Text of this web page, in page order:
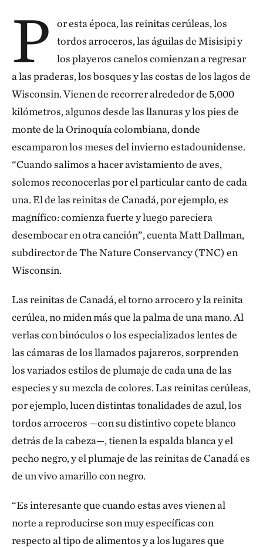
P
or esta época, las reinitas cerúleas, los
tordos arroceros, las águilas de Misisipi y
los playeros canelos comienzan a regresar
a las praderas, los bosques y las costas de los lagos de
Wisconsin. Vienen de recorrer alrededor de 5,000
kilómetros, algunos desde las llanuras y los pies de
monte de la Orinoquía colombiana, donde
escamparon los meses del invierno estadounidense.
“Cuando salimos a hacer avistamiento de aves,
solemos reconocerlas por el particular canto de cada
una. El de las reinitas de Canadá, por ejemplo, es
magnífico: comienza fuerte y luego pareciera
desembocar en otra canción”, cuenta Matt Dallman,
subdirector de The Nature Conservancy (TNC) en
Wisconsin.
Las reinitas de Canadá, el torno arrocero y la reinita
cerúlea, no miden más que la palma de una mano. Al
verlas con binóculos o los especializados lentes de
las cámaras de los llamados pajareros, sorprenden
los variados estilos de plumaje de cada una de las
especies y su mezcla de colores. Las reinitas cerúleas,
por ejemplo, lucen distintas tonalidades de azul, los
tordos arroceros —con su distintivo copete blanco
detrás de la cabeza—, tienen la espalda blanca y el
pecho negro, y el plumaje de las reinitas de Canadá es
de un vivo amarillo con negro.
“Es interesante que cuando estas aves vienen al
norte a reproducirse son muy específicas con
respecto al tipo de alimentos y a los lugares que